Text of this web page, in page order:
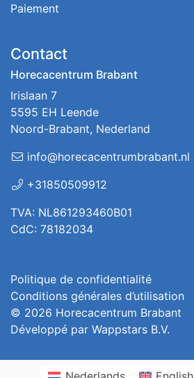
Paiement
Contact
Horecacentrum Brabant
Irislaan 7
5595 EH Leende
Noord-Brabant, Nederland
info@horecacentrumbrabant.nl
+31850509912
TVA: NL861293460B01
CdC: 78182034
Politique de confidentialité
Conditions générales d’utilisation
© 2026 Horecacentrum Brabant
Développé par Wappstars B.V.